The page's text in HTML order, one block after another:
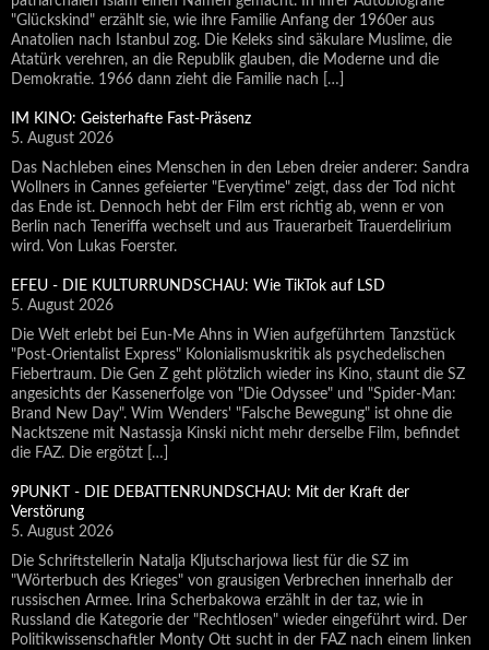
"Glückskind" erzählt sie, wie ihre Familie Anfang der 1960er aus
Anatolien nach Istanbul zog. Die Keleks sind säkulare Muslime, die
Atatürk verehren, an die Republik glauben, die Moderne und die
Demokratie. 1966 dann zieht die Familie nach […]
IM KINO: Geisterhafte Fast-Präsenz
5. August 2026
Das Nachleben eines Menschen in den Leben dreier anderer: Sandra
Wollners in Cannes gefeierter "Everytime" zeigt, dass der Tod nicht
das Ende ist. Dennoch hebt der Film erst richtig ab, wenn er von
Berlin nach Teneriffa wechselt und aus Trauerarbeit Trauerdelirium
wird. Von Lukas Foerster.
EFEU - DIE KULTURRUNDSCHAU: Wie TikTok auf LSD
5. August 2026
Die Welt erlebt bei Eun-Me Ahns in Wien aufgeführtem Tanzstück
"Post-Orientalist Express" Kolonialismuskritik als psychedelischen
Fiebertraum. Die Gen Z geht plötzlich wieder ins Kino, staunt die SZ
angesichts der Kassenerfolge von "Die Odyssee" und "Spider-Man:
Brand New Day". Wim Wenders' "Falsche Bewegung" ist ohne die
Nacktszene mit Nastassja Kinski nicht mehr derselbe Film, befindet
die FAZ. Die ergötzt […]
9PUNKT - DIE DEBATTENRUNDSCHAU: Mit der Kraft der
Verstörung
5. August 2026
Die Schriftstellerin Natalja Kljutscharjowa liest für die SZ im
"Wörterbuch des Krieges" von grausigen Verbrechen innerhalb der
russischen Armee. Irina Scherbakowa erzählt in der taz, wie in
Russland die Kategorie der "Rechtlosen" wieder eingeführt wird. Der
Politikwissenschaftler Monty Ott sucht in der FAZ nach einem linken